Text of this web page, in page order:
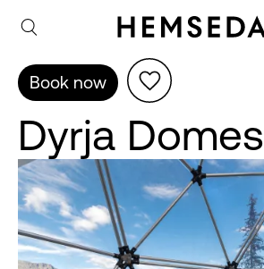
Book now
Dyrja Domes